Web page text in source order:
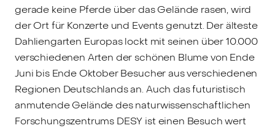
gerade keine Pferde über das Gelände rasen, wird
der Ort für Konzerte und Events genutzt. Der älteste
Dahliengarten Europas lockt mit seinen über 10.000
verschiedenen Arten der schönen Blume von Ende
Juni bis Ende Oktober Besucher aus verschiedenen
Regionen Deutschlands an. Auch das futuristisch
anmutende Gelände des naturwissenschaftlichen
Forschungszentrums DESY ist einen Besuch wert